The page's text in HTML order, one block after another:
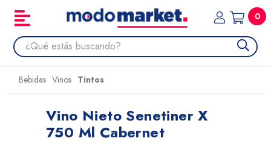
0
Bebidas Vinos Tintos
Vino Nieto Senetiner X
750 Ml Cabernet